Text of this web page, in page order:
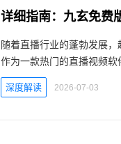
详细指南：九玄免费
随着直播行业的蓬勃发展
作为一款热门的直播视频
深度解读 2026-07-03